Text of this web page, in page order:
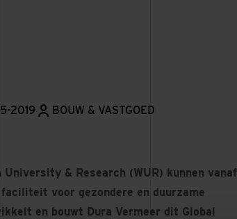
2019 BOUW & VASTGOED
& Research (WUR) kunnen vanaf
voor gezondere en duurzame
en bouwt Dura Vermeer dit Global